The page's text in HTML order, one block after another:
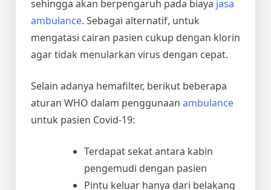
sehingga akan berpengaruh pada biaya jasa
ambulance. Sebagai alternatif, untuk
mengatasi cairan pasien cukup dengan klorin
agar tidak menularkan virus dengan cepat.
Selain adanya hemafilter, berikut beberapa
aturan WHO dalam penggunaan ambulance
untuk pasien Covid-19:
Terdapat sekat antara kabin
pengemudi dengan pasien
Pintu keluar hanya dari belakang